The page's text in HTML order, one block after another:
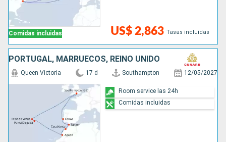
Comidas incluidas US$ 2,863 Tasas incluidas
PORTUGAL, MARRUECOS, REINO UNIDO
Queen Victoria 17 d Southampton 12/05/2027
Room service las 24h
Comidas incluidas